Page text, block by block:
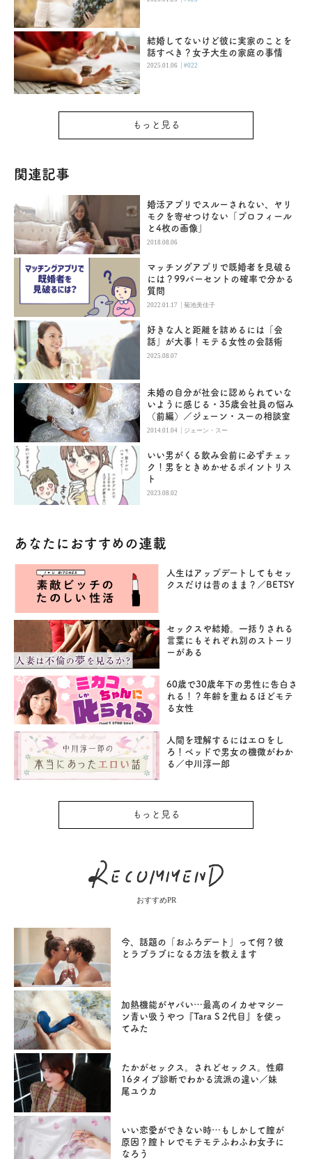
結婚してないけど彼に実家のことを
話すべき？女子大生の家庭の事情
2025.01.06 |#022
もっと見る
関連記事
婚活アプリでスルーされない、ヤリ
モクを寄せつけない「プロフィール
と4枚の画像」
2018.08.06
マッチングアプリで既婚者を見破る
には？99パーセントの確率で分かる
質問
2022.01.17 |菊池美佳子
好きな人と距離を詰めるには「会
話」が大事！モテる女性の会話術
2025.08.07
未婚の自分が社会に認められていな
いように感じる・35歳会社員の悩み
（前編）／ジェーン・スーの相談室
2014.01.04 | ジェーン・スー
いい男がくる飲み会前に必ずチェッ
ク！男をときめかせるポイントリス
ト
2023.08.02
あなたにおすすめの連載
人生はアップデートしてもセッ
クスだけは昔のまま？／BETSY
セックスや結婚。一括りされる
言葉にもそれぞれ別のストーリ
ーがある
60歳で30歳年下の男性に告白さ
れる！？年齢を重ねるほどモテ
る女性
人間を理解するにはエロをし
ろ！ベッドで男女の機微がわか
る／中川淳一郎
もっと見る
おすすめPR
今、話題の「おふろデート」って何？彼
とラブラブになる方法を教えます
加熱機能がヤバい…最高のイカせマシー
ン青い吸うやつ『Tara S 2代目』を使っ
てみた
たかがセックス。されどセックス。性癖
16タイプ診断でわかる流派の違い／妹
尾ユウカ
いい恋愛ができない時…もしかして膣が
原因？膣トレでモテモテふわふわ女子に
なろう